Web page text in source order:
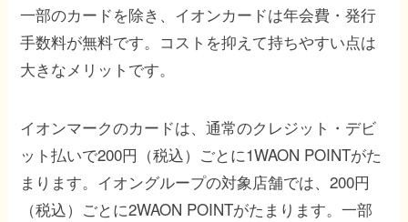
一部のカードを除き、イオンカードは年会費・発行
手数料が無料です。コストを抑えて持ちやすい点は
大きなメリットです。
イオンマークのカードは、通常のクレジット・デビ
ット払いで200円（税込）ごとに1WAON POINTがた
まります。イオングループの対象店舗では、200円
（税込）ごとに2WAON POINTがたまります。一部